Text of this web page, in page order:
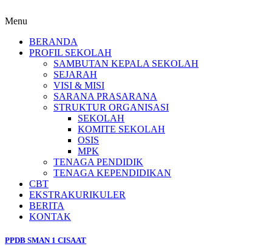
Menu
BERANDA
PROFIL SEKOLAH
SAMBUTAN KEPALA SEKOLAH
SEJARAH
VISI & MISI
SARANA PRASARANA
STRUKTUR ORGANISASI
SEKOLAH
KOMITE SEKOLAH
OSIS
MPK
TENAGA PENDIDIK
TENAGA KEPENDIDIKAN
CBT
EKSTRAKURIKULER
BERITA
KONTAK
PPDB SMAN 1 CISAAT